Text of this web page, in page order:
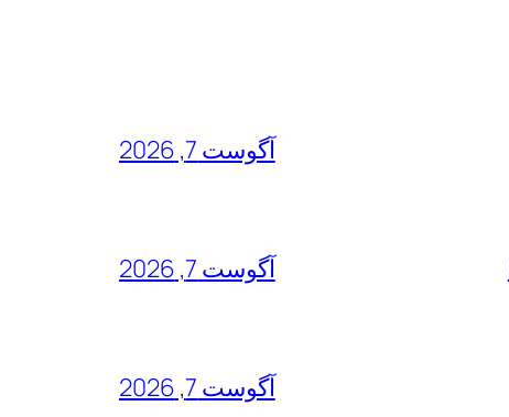
آگوست 7, 2026
آگوست 7, 2026
آگوست 7, 2026